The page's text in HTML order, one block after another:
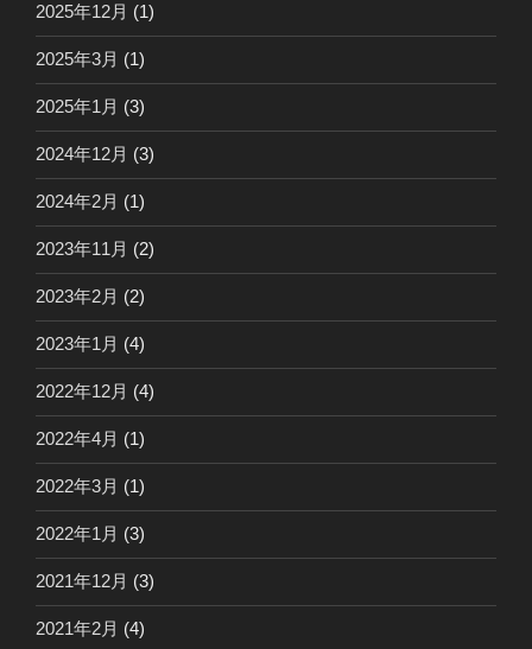
2025年12月 (1)
2025年3月 (1)
2025年1月 (3)
2024年12月 (3)
2024年2月 (1)
2023年11月 (2)
2023年2月 (2)
2023年1月 (4)
2022年12月 (4)
2022年4月 (1)
2022年3月 (1)
2022年1月 (3)
2021年12月 (3)
2021年2月 (4)